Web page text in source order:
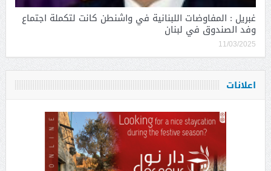
غبريل : المفاوضات اللبنانية في واشنطن كانت لتكملة اجتماع
وفد الصندوق في لبنان
11/03/2025
اعلانات